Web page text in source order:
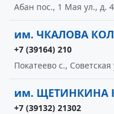
Абан пос., 1 Мая ул., д.
им. ЧКАЛОВА
+7 (39164) 210
Покатеево с., Советская
им. ЩЕТИНКИНА
+7 (39132) 21302